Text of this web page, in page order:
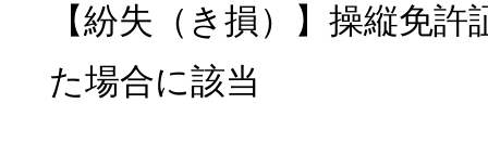
【紛失（き損）】操縦免
た場合に該当